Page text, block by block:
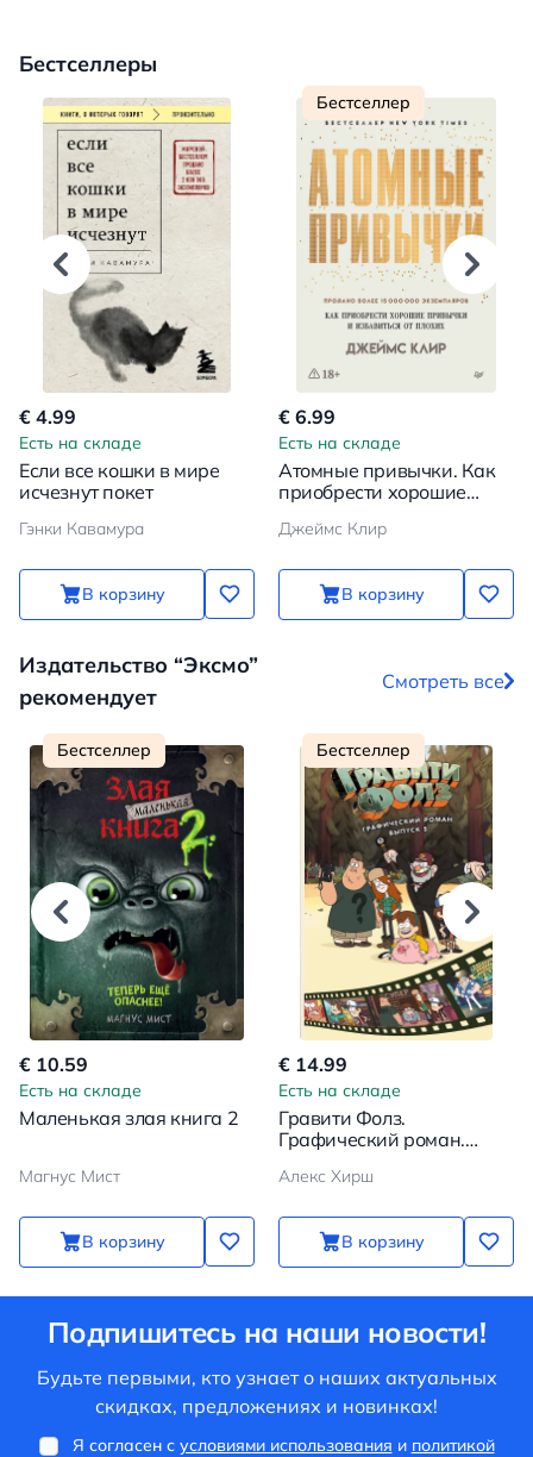
Бестселлеры
€ 4.99
Есть на складе
Если все кошки в мире
исчезнут покет
Гэнки Кавамура
В корзину
Бестселлер
€ 6.99
Есть на складе
Атомные привычки. Как
приобрести хорошие
плохих
Джеймс Клир
В корзину
Издательство “Эксмо”
рекомендует
Смотреть все
Бестселлер
€ 10.59
Есть на складе
Маленькая злая книга 2
Магнус Мист
В корзину
Бестселлер
€ 14.99
Есть на складе
Гравити Фолз.
Графический роман.
Алекс Хирш
В корзину
Подпишитесь на наши новости!
Будьте первыми, кто узнает о наших актуальных
скидках, предложениях и новинках!
Я согласен с условиями использования и политикой